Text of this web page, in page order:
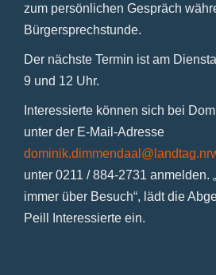
zum persönlichen Gespräch
Bürgersprechstunde.
Der nächste Termin ist am
9 und 12 Uhr.
Interessierte können sich bei
unter der E-Mail-Adresse
unter 0211 / 884-2731 anmelden.
immer über Besuch“, lädt die
Peill Interessierte ein.